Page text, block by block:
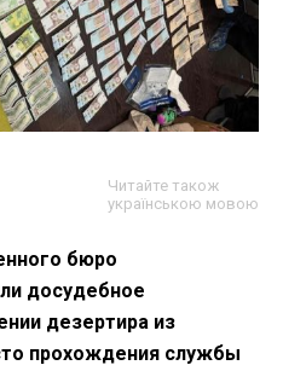
Читайте також
українською мовою
бюро
досудебное
дезертира из
прохождения службы